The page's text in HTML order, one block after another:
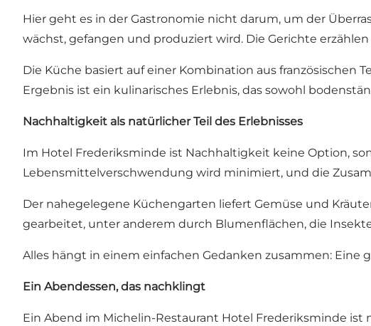
Hier geht es in der Gastronomie nicht darum, um der
wächst, gefangen und produziert wird. Die Gerichte
Die Küche basiert auf einer Kombination aus französischen
Ergebnis ist ein kulinarisches Erlebnis, das sowohl
Nachhaltigkeit als natürlicher Teil des Erlebnisses
Im Hotel Frederiksminde ist Nachhaltigkeit keine Option,
Lebensmittelverschwendung wird minimiert, und die
Der nahegelegene Küchengarten liefert Gemüse und
gearbeitet, unter anderem durch Blumenflächen, die
Alles hängt in einem einfachen Gedanken zusammen:
Ein Abendessen, das nachklingt
Ein Abend im Michelin-Restaurant Hotel Frederiksminde ist